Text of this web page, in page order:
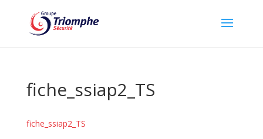
fiche_ssiap2_TS
fiche_ssiap2_TS